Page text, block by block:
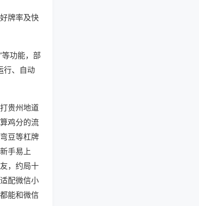
牌率及快
等功能，部
行、自动
贵州地道
鸡分的流
豆等杠牌
手易上
，约局十
配微信小
能和微信